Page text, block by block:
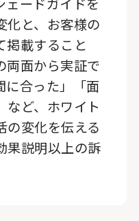
化と、お客様の
掲載すること
両面から実証で
に合った」「面
など、ホワイト
の変化を伝える
果説明以上の訴